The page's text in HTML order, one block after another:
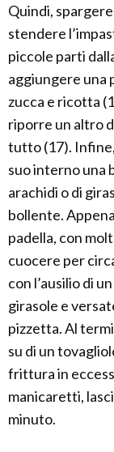
Quindi,
stendere
piccole parti
aggiungere una
zucca e ricotta
riporre un altro
tutto (17).
suo interno una
arachidi o di
bollente.
padella, con
cuocere per
con l’ausilio di
girasole e
pizzetta. Al
su di un
frittura in
manicaretti,
minuto.